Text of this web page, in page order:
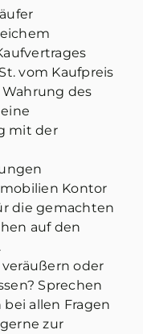
vom Kaufpreis
des
mit der
Kontor
die gemachten
auf den
oder
Sprechen
allen Fragen
zur